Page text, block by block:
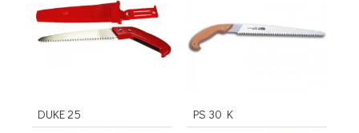
DUKE 25 PS 30 K